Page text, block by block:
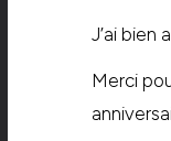
J’ai bien
Merci